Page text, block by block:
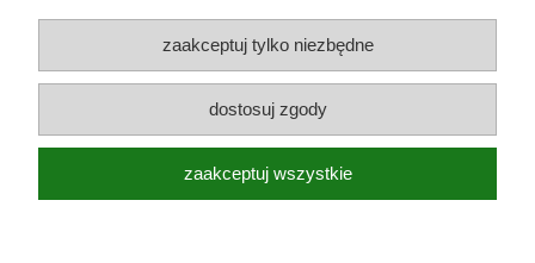
Pasza dla zwierząt Jar-Pasz | Jagiellońska 1 /magazyny Redco/, 43-
600 Jaworzno | NIP: 6442918229 | REGON: 242884388 |
zaakceptuj tylko niezbędne
dostosuj zgody
zaakceptuj wszystkie